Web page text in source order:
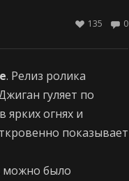
0
135
. Релиз ролика
гуляет по
ярких огнях и
показывает
можно было